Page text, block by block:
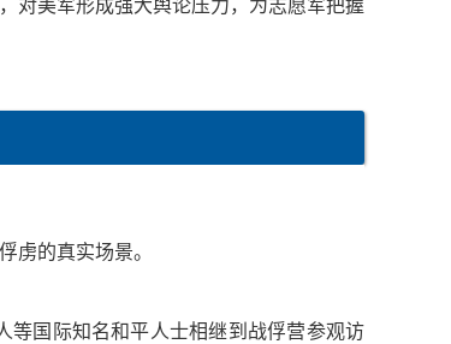
对美军形成强大舆论压力，为志愿军把握
虏的真实场景。
等国际知名和平人士相继到战俘营参观访